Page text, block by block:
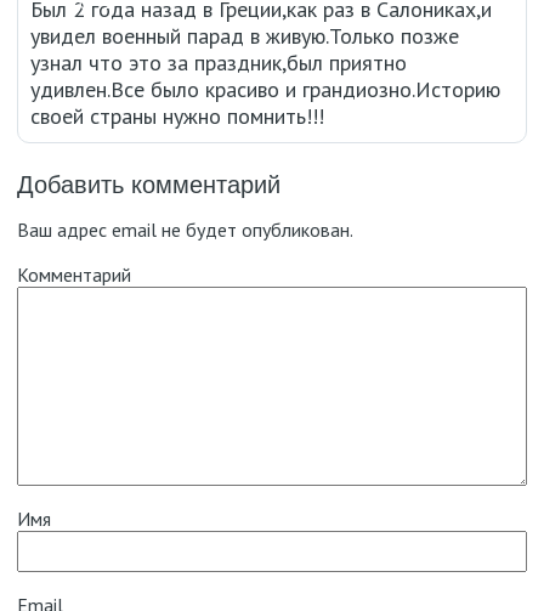
Был 2 года назад в Греции,как раз в Салониках,и
увидел военный парад в живую.Только позже
узнал что это за праздник,был приятно
удивлен.Все было красиво и грандиозно.Историю
своей страны нужно помнить!!!
Добавить комментарий
Ваш адрес email не будет опубликован.
Комментарий
Имя
Email